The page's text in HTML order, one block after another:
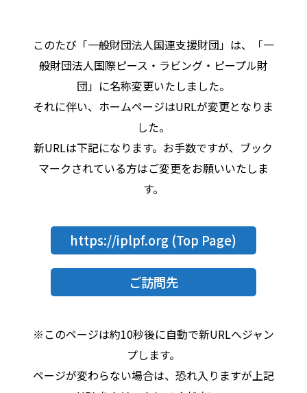
このたび「一般財団法人国連支援財団」は、「一
般財団法人国際ピース・ラビング・ピープル財
団」に名称変更いたしました。
それに伴い、ホームページはURLが変更となりま
した。
新URLは下記になります。お手数ですが、ブック
マークされている方はご変更をお願いいたしま
す。
https://iplpf.org (Top Page)
ご訪問先
※このページは約10秒後に自動で新URLへジャン
プします。
ページが変わらない場合は、恐れ入りますが上記